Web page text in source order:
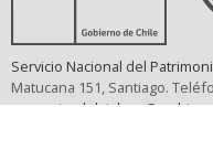
Servicio Nacional del
Matucana 151, Santiago.